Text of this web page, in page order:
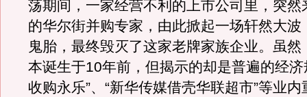
荡期间，一家经营不利的上市公司里，突然
的华尔街并购专家，由此掀起一场轩然大波
鬼胎，最终毁灭了这家老牌家族企业。虽然
本诞生于10年前，但揭示的却是普遍的经济
收购永乐”、“新华传媒借壳华联超市”等业